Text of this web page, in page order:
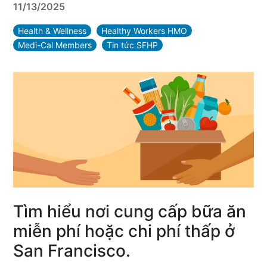
11/13/2025
Health & Wellness
Healthy Workers HMO
Medi-Cal Members
Tin tức SFHP
Tìm hiểu nơi cung cấp bữa ăn
miễn phí hoặc chi phí thấp ở
San Francisco.